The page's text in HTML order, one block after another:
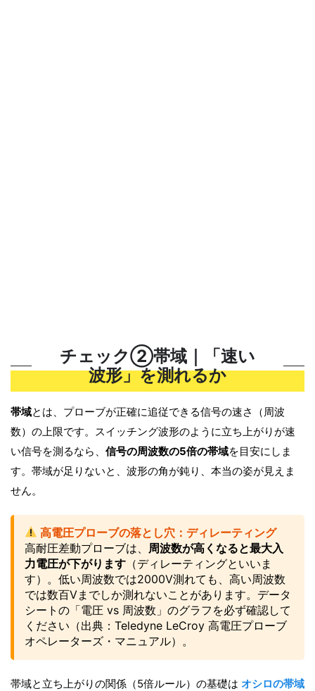
チェック②帯域｜「速い
波形」を測れるか
帯域とは、プローブが正確に追従できる信号の速さ（周波
数）の上限です。スイッチング波形のように立ち上がりが速
い信号を測るなら、 信号の周波数の5倍の帯域を目安にしま
す。帯域が足りないと、波形の角が鈍り、本当の姿が見えま
せん。
高電圧プローブの落とし穴：ディレーティング
高耐圧差動プローブは、 周波数が高くなると最大入
力電圧が下がります （ディレーティングといいま
す）。低い周波数では2000V測れても、高い周波数
では数百Vまでしか測れないことがあります。データ
シートの「電圧 vs 周波数」のグラフを必ず確認して
ください（出典：Teledyne LeCroy 高電圧プローブ
オペレーターズ・マニュアル）。
帯域と立ち上がりの関係（5倍ルール）の基礎は オシロの帯域